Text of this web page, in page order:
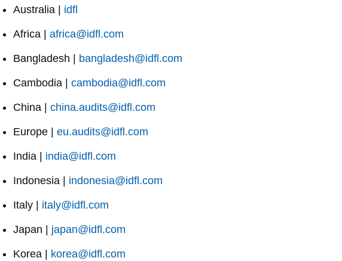
Australia | idfl
Africa | africa@idfl.com
Bangladesh | bangladesh@idfl.com
Cambodia | cambodia@idfl.com
China | china.audits@idfl.com
Europe | eu.audits@idfl.com
India | india@idfl.com
Indonesia | indonesia@idfl.com
Italy | italy@idfl.com
Japan | japan@idfl.com
Korea | korea@idfl.com